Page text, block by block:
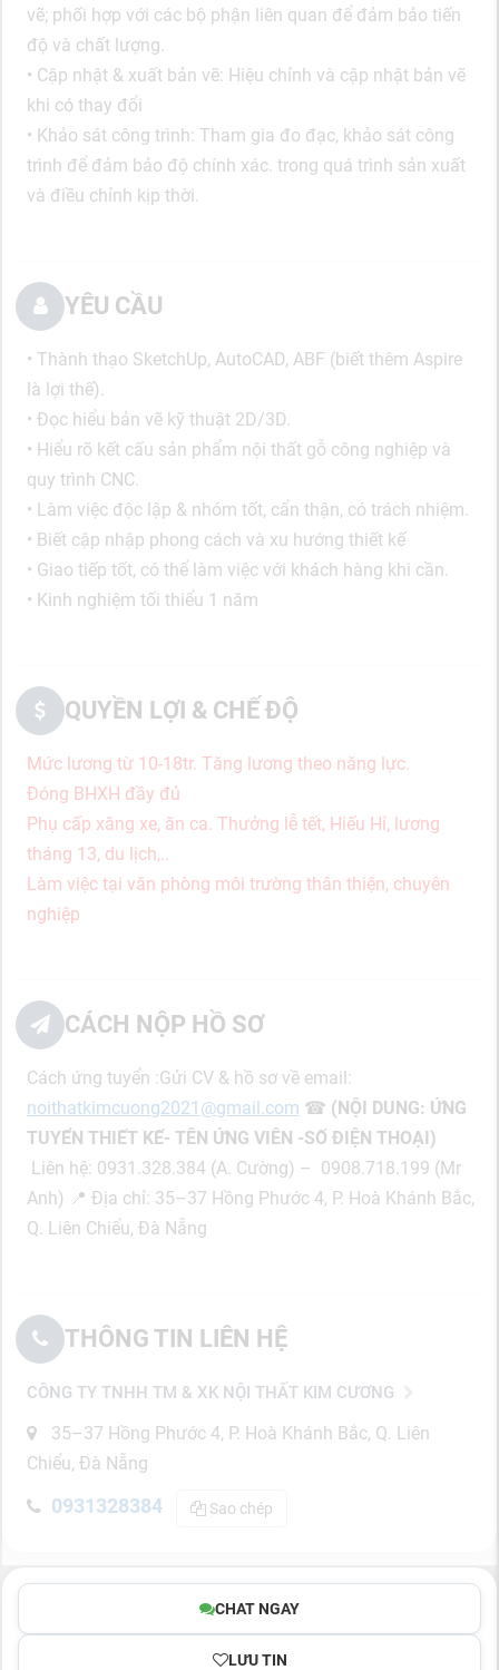
vẽ; phối hợp với các bộ phận liên quan để đảm bảo tiến
độ và chất lượng.
• Cập nhật & xuất bản vẽ: Hiệu chỉnh và cập nhật bản vẽ
khi có thay đổi
• Khảo sát công trình: Tham gia đo đạc, khảo sát công
trình để đảm bảo độ chính xác. trong quá trình sản xuất
và điều chỉnh kịp thời.
YÊU CẦU
• Thành thạo SketchUp, AutoCAD, ABF (biết thêm Aspire
là lợi thế).
• Đọc hiểu bản vẽ kỹ thuật 2D/3D.
• Hiểu rõ kết cấu sản phẩm nội thất gỗ công nghiệp và
quy trình CNC.
• Làm việc độc lập & nhóm tốt, cẩn thận, có trách nhiệm.
• Biết cập nhập phong cách và xu hướng thiết kế
• Giao tiếp tốt, có thể làm việc với khách hàng khi cần.
• Kinh nghiệm tối thiểu 1 năm
QUYỀN LỢI & CHẾ ĐỘ
Mức lương từ 10-18tr. Tăng lương theo năng lực.
Đóng BHXH đầy đủ
Phụ cấp xăng xe, ăn ca. Thưởng lễ tết, Hiếu Hỉ, lương
tháng 13, du lịch,..
Làm việc tại văn phòng môi trường thân thiện, chuyên
nghiệp
CÁCH NỘP HỒ SƠ
Cách ứng tuyển :Gửi CV & hồ sơ về email:
noithatkimcuong2021@gmail.com ☎ (NỘI DUNG: ỨNG
TUYỂN THIẾT KẾ- TÊN ỨNG VIÊN -SỐ ĐIỆN THOẠI)
Liên hệ: 0931.328.384 (A. Cường) – 0908.718.199 (Mr
Anh) 📍 Địa chỉ: 35–37 Hồng Phước 4, P. Hoà Khánh Bắc,
Q. Liên Chiểu, Đà Nẵng
THÔNG TIN LIÊN HỆ
CÔNG TY TNHH TM & XK NỘI THẤT KIM CƯƠNG
35–37 Hồng Phước 4, P. Hoà Khánh Bắc, Q. Liên
Chiểu, Đà Nẵng
0931328384 Sao chép
CHAT NGAY
LƯU TIN